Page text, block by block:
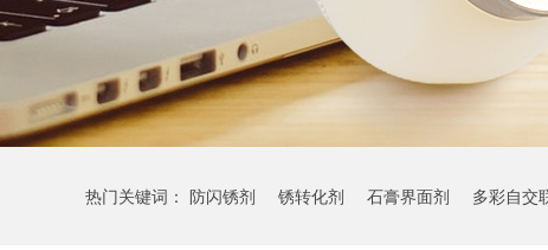
热门关键词： 防闪锈剂 锈转化剂 石膏界面剂 多彩自交